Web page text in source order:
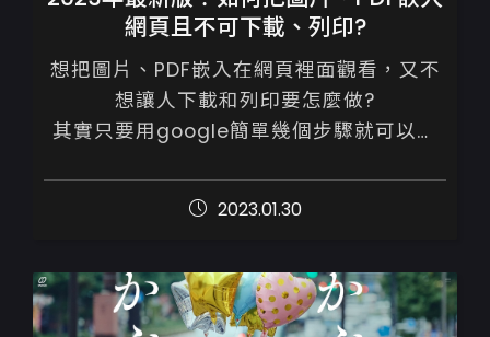
網頁且不可下載、列印?
想把圖片、PDF嵌入在網頁裡面觀看，又不
想讓人下載和列印要怎麼做?
其實只要用google簡單幾個步驟就可以做
一、先將檔案上傳到google硬碟，設定
google檔案瀏覽權...
2023.01.30